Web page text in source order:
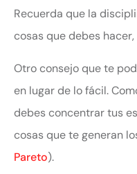
Recuerda que la
cosas que debes
Otro consejo que te
en lugar de lo fácil.
debes concentrar tus
cosas que te generan
Pareto).